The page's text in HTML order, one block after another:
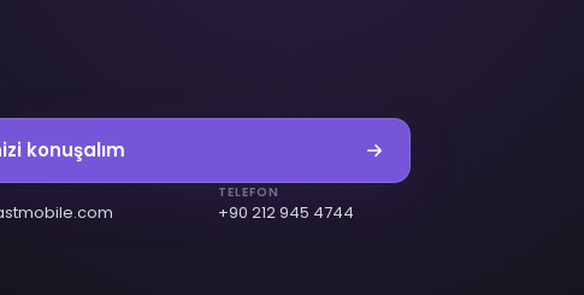
konuşalım
TELEFON
+90 212 945 4744